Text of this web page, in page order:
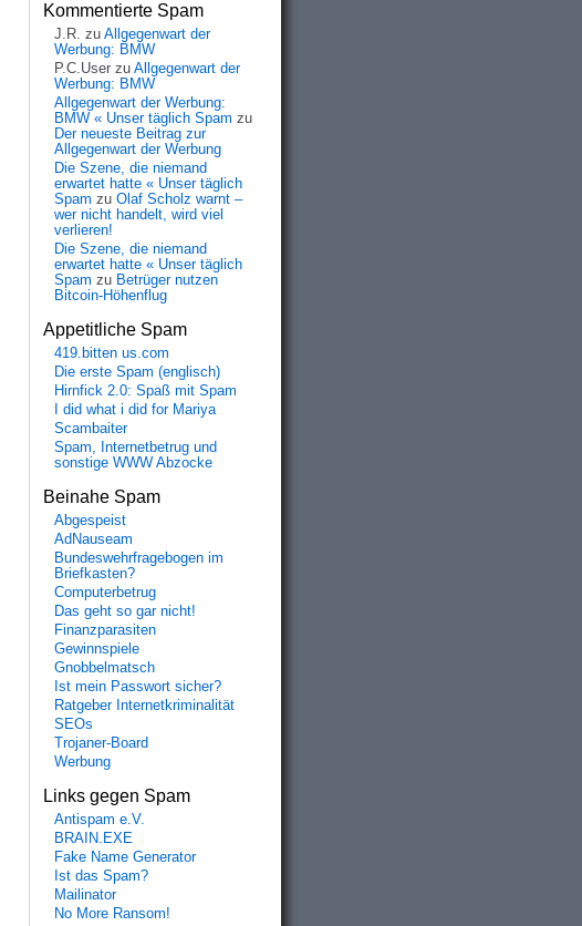
Kommentierte Spam
J.R. zu Allgegenwart der
Werbung: BMW
P.C.User zu Allgegenwart der
Werbung: BMW
Allgegenwart der Werbung:
BMW « Unser täglich Spam zu
Der neueste Beitrag zur
Allgegenwart der Werbung
Die Szene, die niemand
erwartet hatte « Unser täglich
Spam zu Olaf Scholz warnt –
wer nicht handelt, wird viel
verlieren!
Die Szene, die niemand
erwartet hatte « Unser täglich
Spam zu Betrüger nutzen
Bitcoin-Höhenflug
Appetitliche Spam
419.bitten us.com
Die erste Spam (englisch)
Hirnfick 2.0: Spaß mit Spam
I did what i did for Mariya
Scambaiter
Spam, Internetbetrug und
sonstige WWW Abzocke
Beinahe Spam
Abgespeist
AdNauseam
Bundeswehrfragebogen im
Briefkasten?
Computerbetrug
Das geht so gar nicht!
Finanzparasiten
Gewinnspiele
Gnobbelmatsch
Ist mein Passwort sicher?
Ratgeber Internetkriminalität
SEOs
Trojaner-Board
Werbung
Links gegen Spam
Antispam e.V.
BRAIN.EXE
Fake Name Generator
Ist das Spam?
Mailinator
No More Ransom!